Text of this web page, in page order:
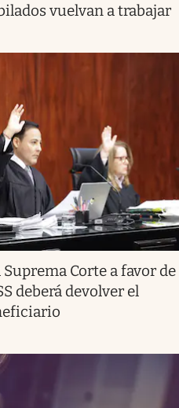
vuelvan a trabajar
Corte a favor de
deberá devolver el